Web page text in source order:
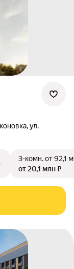
,ул.
3-комн.от 92,1
от 20,1 млн ₽